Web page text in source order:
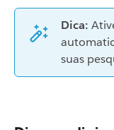
Dica:
suas